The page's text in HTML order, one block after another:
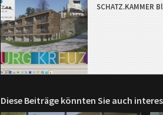
a
u
s
d
e
e
g
SCHATZ.KAMMER
Diese Beiträge könnten Sie auch